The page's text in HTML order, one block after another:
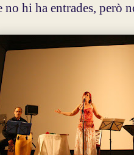
hi ha entrades, però